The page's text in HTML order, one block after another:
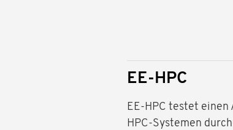
EE-HPC
EE-HPC testet
HPC-Systemen